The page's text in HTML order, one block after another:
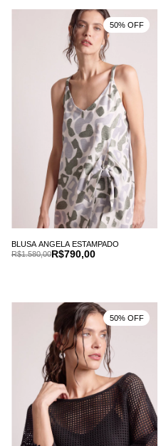
BLUSA ANGELA ESTAMPADO
R$790,00
R$1.580,00
50% OFF
50% OFF